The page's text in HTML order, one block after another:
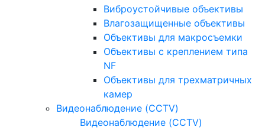
Виброустойчивые объективы
Влагозащищенные объективы
Объективы для макросъемки
Объективы с креплением типа
NF
Объективы для трехматричных
камер
Видеонаблюдение (CCTV)
Видеонаблюдение (CCTV)